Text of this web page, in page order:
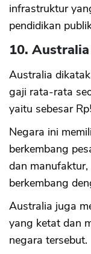
infrastruktur
pendidikan
10. Australia
Australia
gaji rata-rata
yaitu sebesar
Negara ini
berkembang
dan
berkembang
Australia juga
yang ketat dan
negara tersebut.